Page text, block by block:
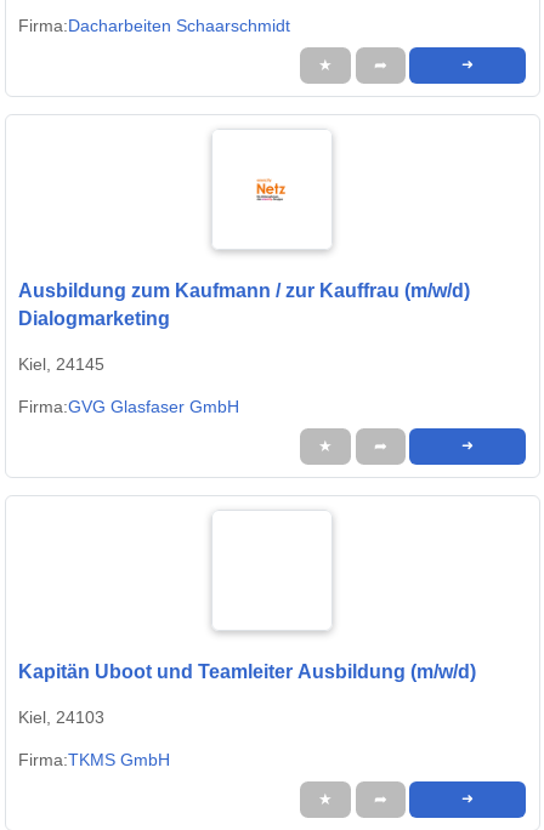
Firma:Dacharbeiten Schaarschmidt
★ ➦ ➜
Ausbildung zum Kaufmann / zur Kauffrau (m/w/d)
Dialogmarketing
Kiel, 24145
Firma:GVG Glasfaser GmbH
★ ➦ ➜
Kapitän Uboot und Teamleiter Ausbildung (m/w/d)
Kiel, 24103
Firma:TKMS GmbH
★ ➦ ➜